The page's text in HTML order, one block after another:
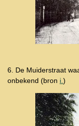
6. De Muiderstraat
onbekend (bron i. )